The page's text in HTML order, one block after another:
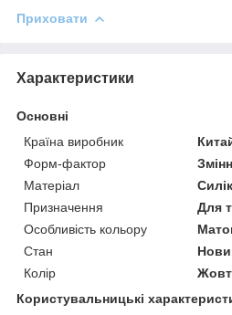
Приховати
Характеристики
Основні
Країна виробник
Форм-фактор
Матеріал
Призначення
Для
Особливість кольору
Стан
Колір
Користувальницькі